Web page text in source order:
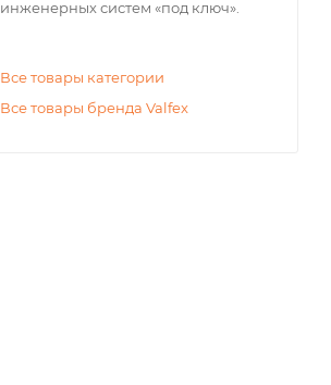
инженерных систем «под ключ».
Все товары категории
Все товары бренда Valfex